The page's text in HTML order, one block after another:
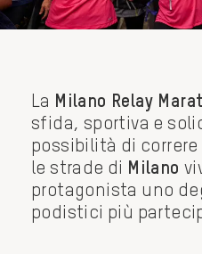
La Milano Relay
sfida, sportiva e
possibilità di
le strade di Milano
protagonista uno
podistici più